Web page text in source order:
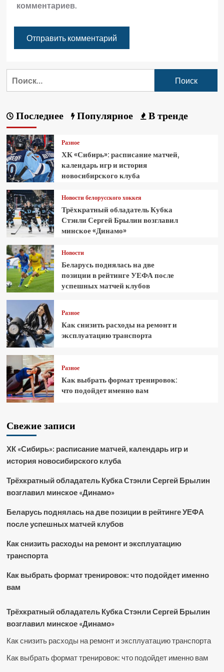
комментариев.
Последнее Популярное В тренде
Разное
ХК «Сибирь»: расписание матчей,
календарь игр и история
новосибирского клуба
Новости белорусского хоккея
Трёхкратный обладатель Кубка
Стэнли Сергей Брылин возглавил
минское «Динамо»
Новости
Беларусь поднялась на две
позиции в рейтинге УЕФА после
успешных матчей клубов
Разное
Как снизить расходы на ремонт и
эксплуатацию транспорта
Разное
Как выбрать формат тренировок:
что подойдет именно вам
Свежие записи
ХК «Сибирь»: расписание матчей, календарь игр и
история новосибирского клуба
Трёхкратный обладатель Кубка Стэнли Сергей Брылин
возглавил минское «Динамо»
Беларусь поднялась на две позиции в рейтинге УЕФА
после успешных матчей клубов
Как снизить расходы на ремонт и эксплуатацию
транспорта
Как выбрать формат тренировок: что подойдет именно
вам
Трёхкратный обладатель Кубка Стэнли Сергей Брылин
возглавил минское «Динамо»
Как снизить расходы на ремонт и эксплуатацию транспорта
Как выбрать формат тренировок: что подойдет именно вам